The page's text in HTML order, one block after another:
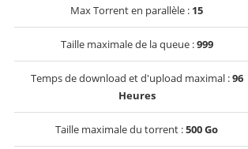
Max Torrent en parallèle : 15
Taille maximale de la queue :999
Temps de download et d'upload maximal :96
Heures
Taille maximale du torrent :500 Go